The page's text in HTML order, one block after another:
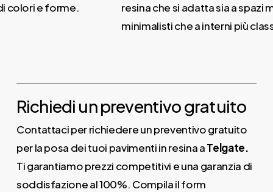
e forme.
resina che si adatta sia a spazi
minimalisti che a interni più
Richiedi un preventivo gratuito
Contattaci per richiedere un preventivo gratuito
per la posa dei tuoi pavimenti in resina aTelgate.
Ti garantiamo prezzi competitivi e una garanzia di
soddisfazione al 100%. Compila il form